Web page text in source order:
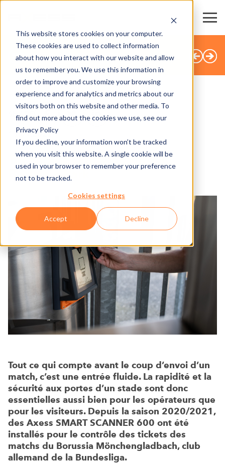
This website stores cookies on your computer.
These cookies are used to collect information
about how you interact with our website and allow
us to remember you. We use this information in
order to improve and customize your browsing
experience and for analytics and metrics about our
visitors both on this website and other media. To
find out more about the cookies we use, see our
Privacy Policy
If you decline, your information won’t be tracked
when you visit this website. A single cookie will be
used in your browser to remember your preference
not to be tracked.
Cookies settings
Accept Decline
TOUTES LES ACTUALITÉS
SHARE
15.09.2022
Technologie intelligente au
Borussia-Park
Tout ce qui compte avant le coup d’envoi d’un
match, c’est une entrée fluide. La rapidité et la
sécurité aux portes d’un stade sont donc
essentielles aussi bien pour les opérateurs que
pour les visiteurs. Depuis la saison 2020/2021,
des Axess SMART SCANNER 600 ont été
installés pour le contrôle des tickets des
matchs du Borussia Mönchengladbach, club
allemand de la Bundesliga.